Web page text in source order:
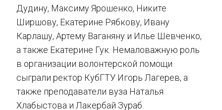
Дудину, Максиму Ярошенко, Никите
Ширшову, Екатерине Рябкову, Ивану
Карлашу, Артему Ваганяну и Илье Шевченко,
а также Екатерине Гук. Немаловажную роль
в организации волонтерской помощи
сыграли ректор КубГТУ Игорь Лагерев, а
также преподаватели вуза Наталья
Хлабыстова и Лакербай Зураб.